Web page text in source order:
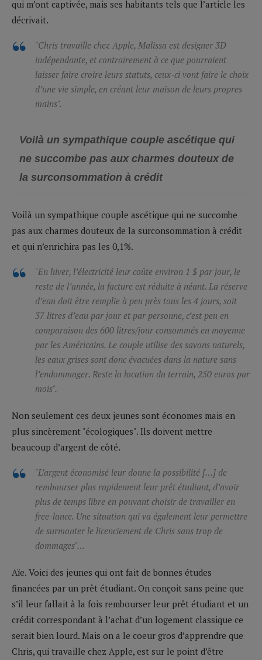
qui m’ont captivée, mais ses habitants tels que l’article les
décrivait.
"Chris travaille chez Apple, Malissa est designer 3D
indépendante, et contrairement à ce que pourraient
laisser faire croire leurs statuts, ceux-ci vont faire le choix
d’une vie simple, en créant leur maison de leurs propres
mains".
Voilà un sympathique couple ascétique qui
ne succombe pas aux charmes douteux de
la surconsommation à crédit
Voilà un sympathique couple ascétique qui ne succombe
pas aux charmes douteux de la surconsommation à crédit
et qui n’enrichira pas les 0,1%.
"En hiver, l’électricité leur coûte environ 1 $ par jour, le
reste de l’année, la facture est réduite à néant. La réserve
d’eau doit être remplie à peu près tous les 4 jours, soit
37 litres d’eau par jour et par personne, c’est peu en
comparaison des 600 litres/jour consommés en moyenne
par les Américains. Le couple utilise des savons naturels,
les eaux grises sont donc évacuées dans la nature sans
l’endommager. Reste la location du terrain, 250 euros par
mois".
Non seulement ces deux jeunes sont économes mais en
plus sincèrement "écologiques". Ils doivent mettre
beaucoup d’argent de côté.
"L’argent économisé leur donne la possibilité […] de
rembourser plus rapidement leur prêt étudiant, d’avoir
plus de temps libre en pouvant choisir de travailler en
free-lance. Une situation qui va également leur permettre
de surmonter le licenciement de Chris sans trop de
dommages"…
Aïe. Voici des jeunes qui ont fait de bonnes études
financées par un prêt étudiant. On conçoit sans peine que
s’il leur fallait à la fois rembourser leur prêt étudiant et un
crédit correspondant à l’achat d’un logement classique ce
serait bien lourd. Mais on a le coeur gros d’apprendre que
Chris, qui travaille chez Apple, est sur le point d’être